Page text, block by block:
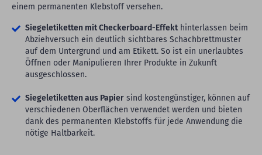
einem permanenten Klebstoff versehen.
Siegeletiketten mit Checkerboard-Effekthinterlassen beim
Abziehversuch ein deutlich sichtbares Schachbrettmuster
auf dem Untergrund und am Etikett. So ist ein unerlaubtes
Öffnen oder Manipulieren Ihrer Produkte in Zukunft
ausgeschlossen.
Siegeletiketten aus Papier sind kostengünstiger, können auf
verschiedenen Oberflächen verwendet werden und bieten
dank des permanenten Klebstoffs für jede Anwendung die
nötige Haltbarkeit.